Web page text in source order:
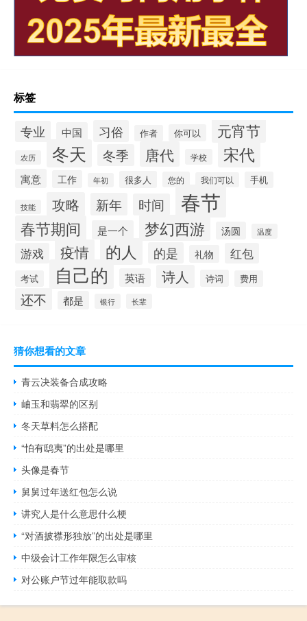
标签
专业 中国 习俗 作者 你可以 元宵节
农历 冬天 冬季 唐代 学校 宋代
寓意 工作 年初 很多人 您的 我们可以 手机
技能 攻略 新年 时间 春节
春节期间 是一个 梦幻西游 汤圆 温度
游戏 疫情 的人 的是 礼物 红包
考试 自己的 英语 诗人 诗词 费用
还不 都是 银行 长辈
猜你想看的文章
青云决装备合成攻略
岫玉和翡翠的区别
冬天草料怎么搭配
“怕有鸱夷”的出处是哪里
头像是春节
舅舅过年送红包怎么说
讲究人是什么意思什么梗
“对酒披襟形独放”的出处是哪里
中级会计工作年限怎么审核
对公账户节过年能取款吗